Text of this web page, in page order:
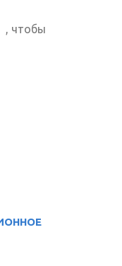
, чтобы